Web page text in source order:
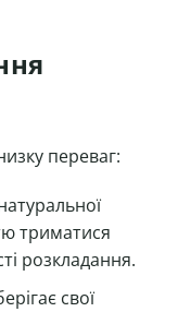
переваг:
триматися
розкладання.
свої